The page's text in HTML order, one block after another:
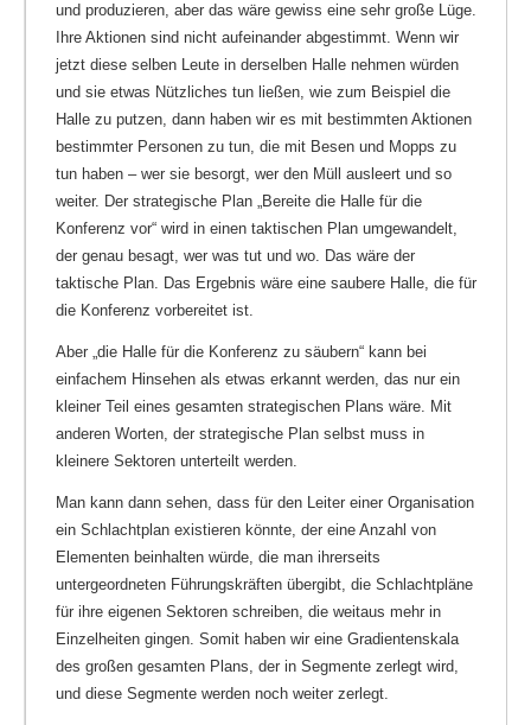
und produzieren, aber das wäre gewiss eine sehr große Lüge.
Ihre Aktionen sind nicht aufeinander abgestimmt. Wenn wir
jetzt diese selben Leute in derselben Halle nehmen würden
und sie etwas Nützliches tun ließen, wie zum Beispiel die
Halle zu putzen, dann haben wir es mit bestimmten Aktionen
bestimmter Personen zu tun, die mit Besen und Mopps zu
tun haben – wer sie besorgt, wer den Müll ausleert und so
weiter. Der strategische Plan „Bereite die Halle für die
Konferenz vor“ wird in einen taktischen Plan umgewandelt,
der genau besagt, wer was tut und wo. Das wäre der
taktische Plan. Das Ergebnis wäre eine saubere Halle, die für
die Konferenz vorbereitet ist.
Aber „die Halle für die Konferenz zu säubern“ kann bei
einfachem Hinsehen als etwas erkannt werden, das nur ein
kleiner Teil eines gesamten strategischen Plans wäre. Mit
anderen Worten, der strategische Plan selbst muss in
kleinere Sektoren unterteilt werden.
Man kann dann sehen, dass für den Leiter einer Organisation
ein Schlachtplan existieren könnte, der eine Anzahl von
Elementen beinhalten würde, die man ihrerseits
untergeordneten Führungskräften übergibt, die Schlachtpläne
für ihre eigenen Sektoren schreiben, die weitaus mehr in
Einzelheiten gingen. Somit haben wir eine Gradientenskala
des großen gesamten Plans, der in Segmente zerlegt wird,
und diese Segmente werden noch weiter zerlegt.